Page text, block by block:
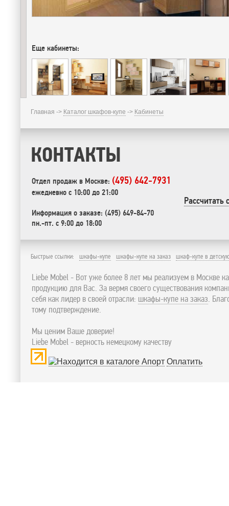
Еще кабинеты:
Главная -> Каталог шкафов-купе -> Кабинеты
КОНТАКТЫ
Отдел продаж в Москве: (495) 642-7931
ежедневно с 10:00 до 21:00
Информация о заказе: (495) 649-84-70
пн.-пт. с 9:00 до 18:00
Быстрые ссылки: шкафы-купе шкафы-купе на заказ шкаф-купе в
Liebe Mobel - Вот уже более 8 лет мы реализуем в Москве
продукцию для Вас. За вермя своего существования
себя как лидер в своей отрасли: шкафы-купе на заказ.
тому подтверждение.
Мы ценим Ваше доверие!
Liebe Mobel - верность немецкому качеству
Оплатить